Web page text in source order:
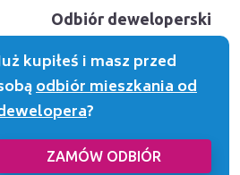
Odbiór deweloperski
kupiłeś i masz przed
odbiór mieszkania od
?
ZAMÓW ODBIÓR